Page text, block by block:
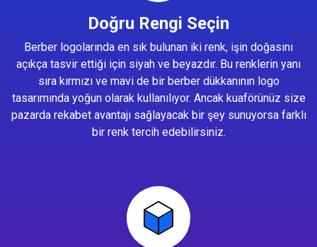
Doğru Rengi Seçin
Berber logolarında en sık bulunan iki renk, işin doğasını
açıkça tasvir ettiği için siyah ve beyazdır. Bu renklerin yanı
sıra kırmızı ve mavi de bir berber dükkanının logo
tasarımında yoğun olarak kullanılıyor. Ancak kuaförünüz size
pazarda rekabet avantajı sağlayacak bir şey sunuyorsa farklı
bir renk tercih edebilirsiniz.